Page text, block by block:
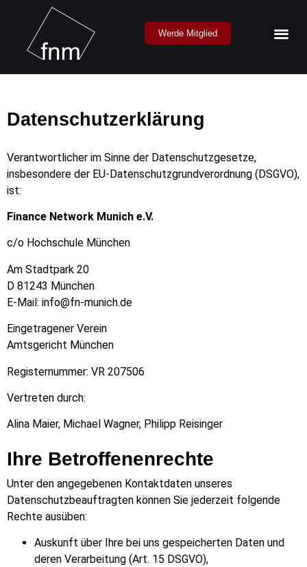
Werde Mitglied
Datenschutzerklärung
Verantwortlicher im Sinne der Datenschutzgesetze,
insbesondere der EU-Datenschutzgrundverordnung (DSGVO),
ist:
Finance Network Munich e.V.
c/o Hochschule München
Am Stadtpark 20
D 81243 München
E-Mail: info@fn-munich.de
Eingetragener Verein
Amtsgericht München
Registernummer: VR 207506
Vertreten durch:
Alina Maier, Michael Wagner, Philipp Reisinger
Ihre Betroffenenrechte
Unter den angegebenen Kontaktdaten unseres
Datenschutzbeauftragten können Sie jederzeit folgende
Rechte ausüben:
Auskunft über Ihre bei uns gespeicherten Daten und
deren Verarbeitung (Art. 15 DSGVO),